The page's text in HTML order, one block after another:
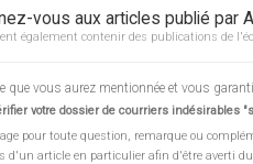
vous aux articles publié par
également contenir des publications de
vous aurez mentionnée et vous
votre dossier de courriers indésirables
pour toute question, remarque ou
d'un article en particulier afin d'être averti